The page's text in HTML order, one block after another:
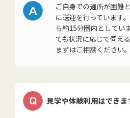
A
ご自身での通所が困難
に送迎を行っています
ら約15分圏内としてい
ても状況に応じて伺え
まずはご相談ください。
Q 見学や体験利用はできま